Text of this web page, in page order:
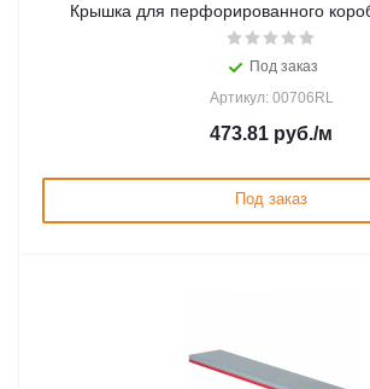
Крышка для перфорированного
Под заказ
Артикул: 00706RL
473.81 руб./м
Под заказ